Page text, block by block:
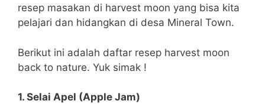
resep masakan di harvest moon yang bisa kita
pelajari dan hidangkan di desa Mineral Town.
Berikut ini adalah daftar resep harvest moon
back to nature. Yuk simak !
1. Selai Apel (Apple Jam)